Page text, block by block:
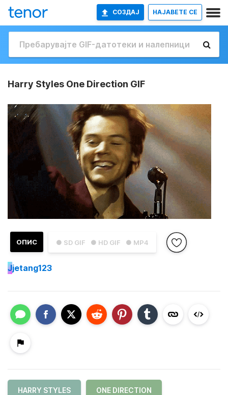
СОЗДАЈ НАЈАВETE СЕ
Harry Styles One Direction GIF
● SD GIF ● HD GIF ● MP4
ОПИС
Jjetang123
HARRY STYLES ONE DIRECTION